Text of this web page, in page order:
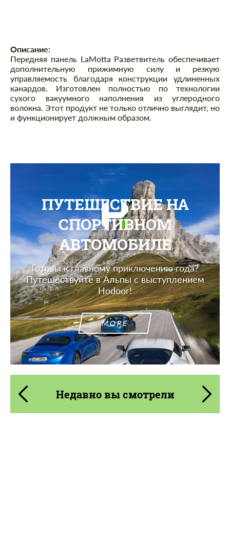
Описание
Описание:
Передняя панель LaMotta Разветвитель обеспечивает
дополнительную прижимную силу и резкую
управляемость благодаря конструкции удлиненных
канардов. Изготовлен полностью по технологии
сухого вакуумного наполнения из углеродного
волокна. Этот продукт не только отлично выглядит, но
и функционирует должным образом.
ПУТЕШЕСТВИЕ НА
СПОРТИВНОМ
АВТОМОБИЛЕ
Готовы к главному приключению года?
Путешествуйте в Альпы с выступлением
Hodoor!
MORE
Недавно вы смотрели